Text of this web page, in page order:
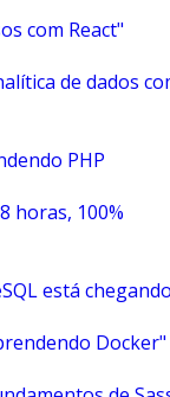
com React"
de dados
PHP
horas, 100%
está
Docker"